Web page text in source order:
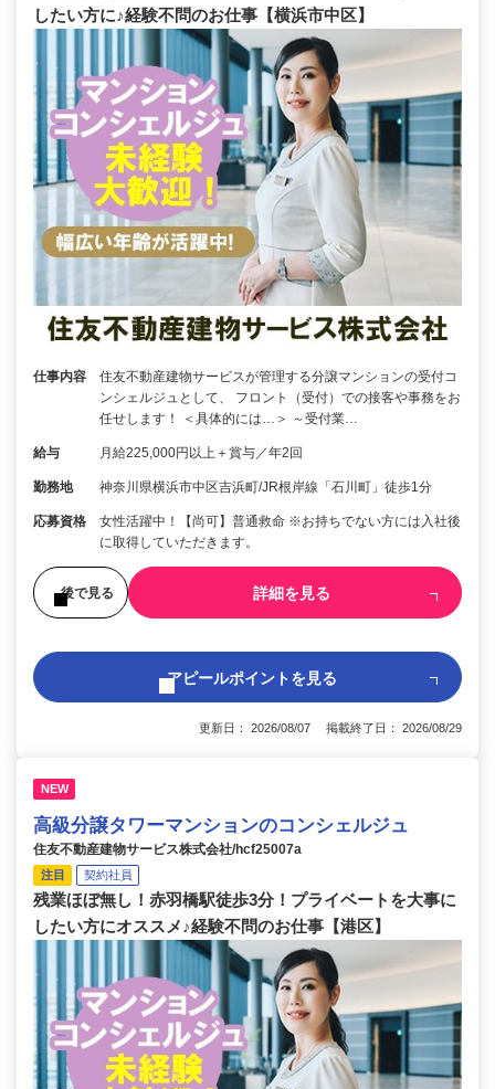
したい方に♪経験不問のお仕事【横浜市中区】
仕事内容
住友不動産建物サービスが管理する分譲マンションの受付コ
ンシェルジュとして、 フロント（受付）での接客や事務をお
任せします！ ＜具体的には…＞ ～受付業…
給与 月給225,000円以上＋賞与／年2回
勤務地 神奈川県横浜市中区吉浜町/JR根岸線「石川町」徒歩1分
応募資格
女性活躍中！【尚可】普通救命 ※お持ちでない方には入社後
に取得していただきます。
後で見る 詳細を見る
アピールポイントを見る
更新日： 2026/08/07 掲載終了日： 2026/08/29
NEW
高級分譲タワーマンションのコンシェルジュ
住友不動産建物サービス株式会社/hcf25007a
注目 契約社員
残業ほぼ無し！赤羽橋駅徒歩3分！プライベートを大事に
したい方にオススメ♪経験不問のお仕事【港区】